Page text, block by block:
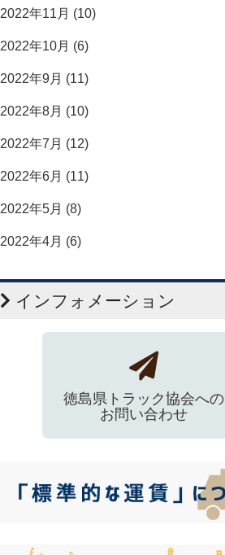
2022年11月 (10)
2022年10月 (6)
2022年9月 (11)
2022年8月 (10)
2022年7月 (12)
2022年6月 (11)
2022年5月 (8)
2022年4月 (6)
インフォメーション
徳島県トラック協会への
お問い合わせ